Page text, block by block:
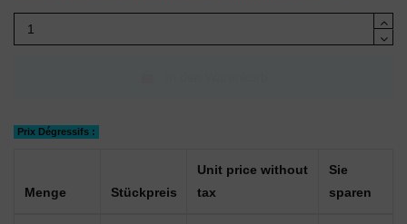
Prix Dégressifs :
Menge Stückpreis
Unit price without
tax
Sie
sparen